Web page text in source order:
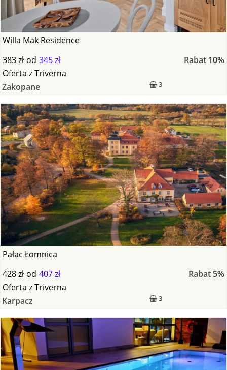
Willa Mak Residence
383 zł od 345 zł Rabat 10%
3
Oferta zTriverna
Zakopane
Pałac Łomnica
428 zł od 407 zł Rabat 5%
3
Oferta zTriverna
Karpacz